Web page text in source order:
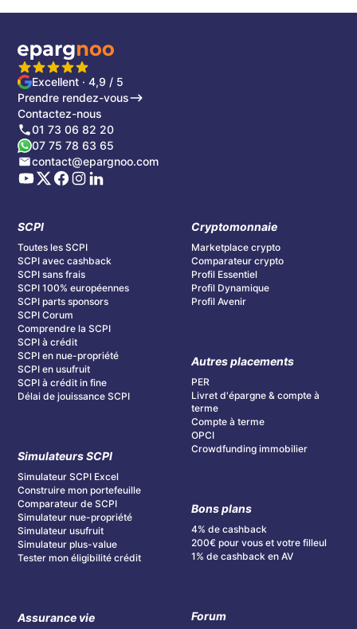
Excellent · 4,9 / 5
Prendre rendez-vous
Contactez-nous
01 73 06 82 20
07 75 78 63 65
contact@epargnoo.com
SCPI
Toutes les SCPI
SCPI avec cashback
SCPI sans frais
SCPI 100% européennes
SCPI parts sponsors
SCPI Corum
Comprendre la SCPI
SCPI à crédit
SCPI en nue-propriété
SCPI en usufruit
SCPI à crédit in fine
Délai de jouissance SCPI
Simulateurs SCPI
Simulateur SCPI Excel
Construire mon portefeuille
Comparateur de SCPI
Simulateur nue-propriété
Simulateur usufruit
Simulateur plus-value
Tester mon éligibilité crédit
Assurance vie
Cryptomonnaie
Marketplace crypto
Comparateur crypto
Profil Essentiel
Profil Dynamique
Profil Avenir
Autres placements
PER
Livret d'épargne & compte à
terme
Compte à terme
OPCI
Crowdfunding immobilier
Bons plans
4% de cashback
200€ pour vous et votre filleul
1% de cashback en AV
Forum